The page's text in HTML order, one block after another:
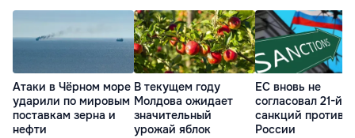
Атаки в Чёрном море
ударили по мировым
поставкам зерна и
нефти
В текущем году
Молдова ожидает
значительный
урожай яблок
ЕС вновь не
согласовал 21-й
санкций против
России